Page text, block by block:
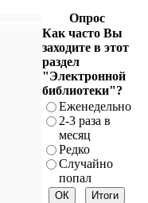
Опрос
Как часто Вы
заходите в этот
раздел
"Электронной
библиотеки"?
Еженедельно
2-3 раза в
месяц
Редко
Случайно
попал